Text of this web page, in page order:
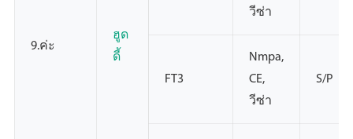
9.ค่ะ
ฮูด
ดี้
วีซ่า
FT3
Nmpa,
CE,
วีซ่า
S/P